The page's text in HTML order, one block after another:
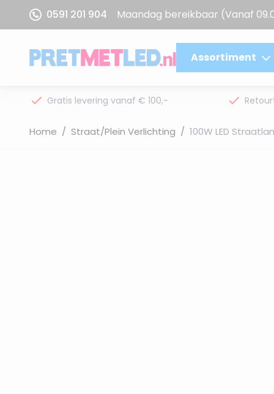
Ga naar de inhoud
0591 201 904 Maandag bereikbaar (Vanaf
Assortiment
Gratis levering vanaf € 100,-
Home / Straat/Plein Verlichting / 100W LED